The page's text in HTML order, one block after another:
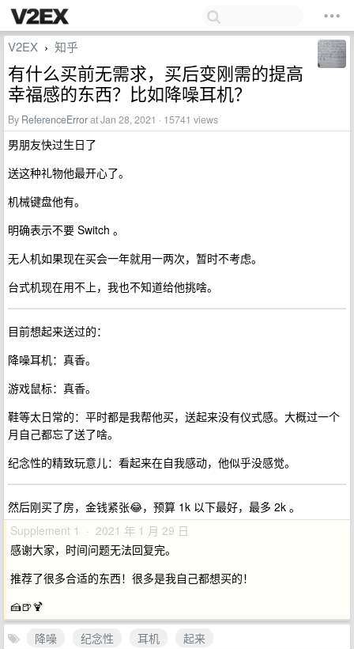
V2EX › 知乎
有什么买前无需求，买后变刚需的提高
幸福感的东西？比如降噪耳机？
By ReferenceErrorat Jan 28, 2021 · 15741 views
男朋友快过生日了
送这种礼物他最开心了。
机械键盘他有。
明确表示不要 Switch 。
无人机如果现在买会一年就用一两次，暂时不考虑。
台式机现在用不上，我也不知道给他挑啥。
目前想起来送过的：
降噪耳机：真香。
游戏鼠标：真香。
鞋等太日常的：平时都是我帮他买，送起来没有仪式感。大概过一个
月自己都忘了送了啥。
纪念性的精致玩意儿：看起来在自我感动，他似乎没感觉。
然后刚买了房，金钱紧张😂，预算 1k 以下最好，最多 2k 。
Supplement 1 · 2021 年 1 月 29 日
感谢大家，时间问题无法回复完。
推荐了很多合适的东西！很多是我自己都想买的！
🍰🍺🍹
降噪
纪念性 耳机
起来